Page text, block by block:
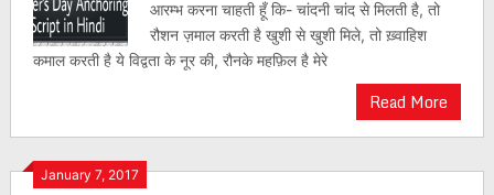
आरम्भ करना चाहती हूँ कि- चांदनी चांद से मिलती है, तो
रौशन ज़माल करती है खुशी से खुशी मिले, तो ख़्वाहिश
कमाल करती है ये विद्वता के नूर की, रौनके महफ़िल है मेरे
Read More
January 7, 2017